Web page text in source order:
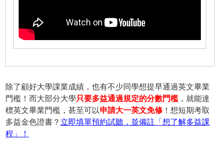
除了顧好大學課業成績，也有不少同學想提早通過英文畢業
門檻！而大部分大學只要多益通過規定的分數門檻 ，就能達
標英文畢業門檻，甚至可以申請大一英文免修 ！想短期考取
多益金色證書？ 立即填單預約試聽，並備註「想了解多益課
程」！